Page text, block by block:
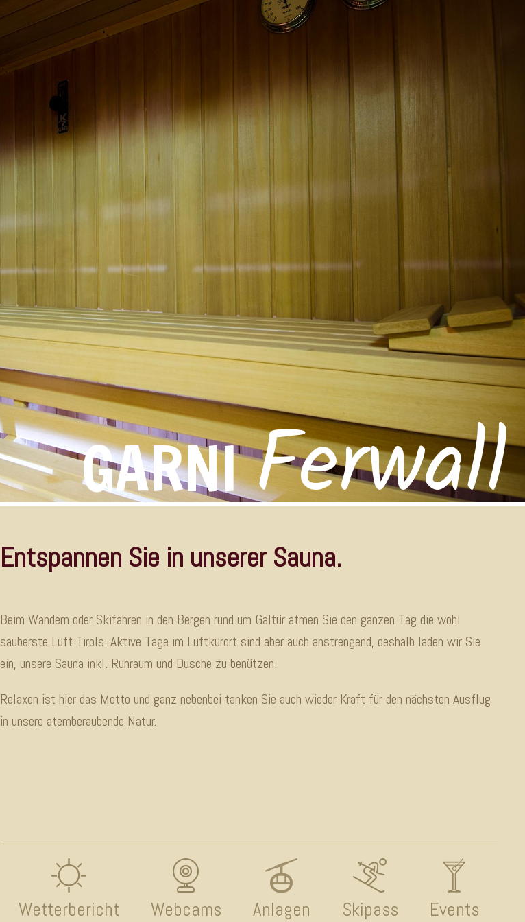
GARNIFerwall
Entspannen Sie in unserer Sauna.
Beim Wandern oder Skifahren in den Bergen rund um Galtür atmen Sie den ganzen Tag die wohl
sauberste Luft Tirols. Aktive Tage im Luftkurort sind aber auch anstrengend, deshalb laden wir Sie
ein, unsere Sauna inkl. Ruhraum und Dusche zu benützen.
Relaxen ist hier das Motto und ganz nebenbei tanken Sie auch wieder Kraft für den nächsten Ausflug
in unsere atemberaubende Natur.
Wetterbericht Webcams Anlagen Skipass Events